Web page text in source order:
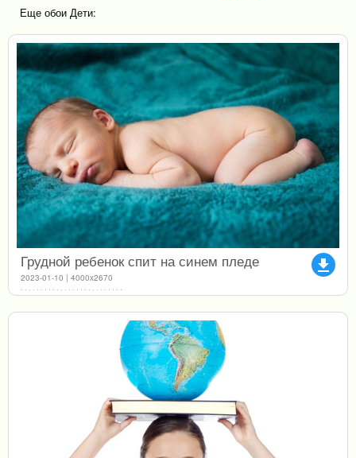
Еще обои Дети:
file_download
Грудной ребенок спит на синем пледе
2023-01-10 | 4000x2670